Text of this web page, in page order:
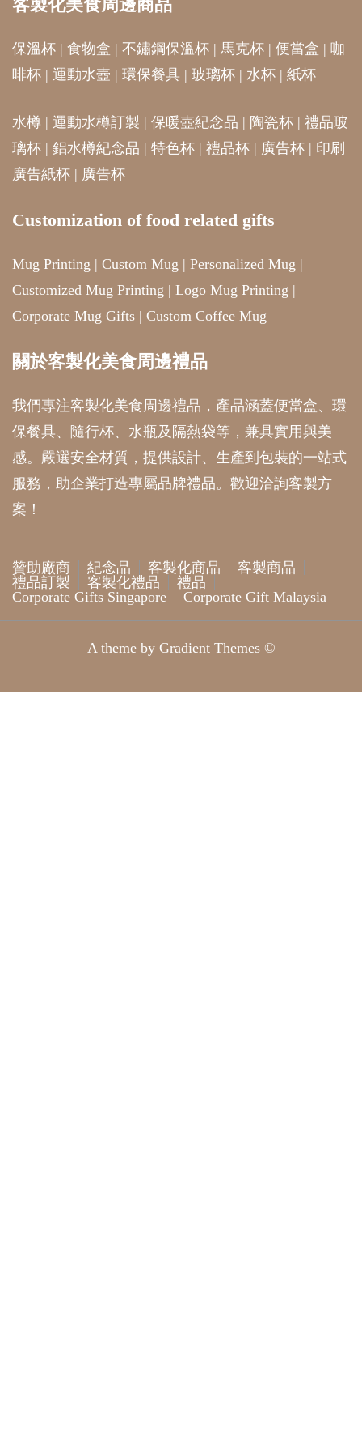
客製化美食周邊商品
保溫杯 | 食物盒 | 不鏽鋼保溫杯 | 馬克杯 | 便當盒 | 咖
啡杯 | 運動水壺 | 環保餐具 | 玻璃杯 | 水杯 | 紙杯
水樽 | 運動水樽訂製 | 保暖壺紀念品 | 陶瓷杯 | 禮品玻
璃杯 | 鋁水樽紀念品 | 特色杯 | 禮品杯 | 廣告杯 | 印刷
廣告紙杯 | 廣告杯
Customization of food related gifts
Mug Printing | Custom Mug | Personalized Mug |
Customized Mug Printing | Logo Mug Printing |
Corporate Mug Gifts | Custom Coffee Mug
關於客製化美食周邊禮品
我們專注客製化美食周邊禮品，產品涵蓋便當盒、環
保餐具、隨行杯、水瓶及隔熱袋等，兼具實用與美
感。嚴選安全材質，提供設計、生產到包裝的一站式
服務，助企業打造專屬品牌禮品。歡迎洽詢客製方
案！
贊助廠商 紀念品 客製化商品
客製商品
禮品訂製
客製化禮品
禮品
Corporate Gifts Singapore
Corporate Gift Malaysia
A theme by Gradient Themes ©